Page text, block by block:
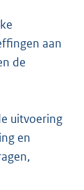
aan
de
uitvoering
en